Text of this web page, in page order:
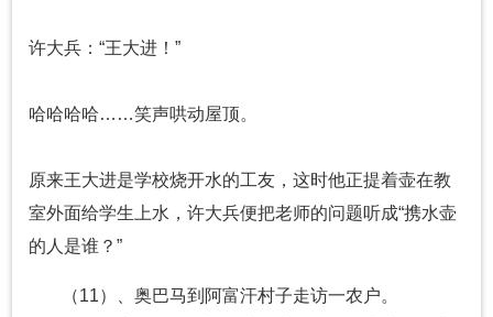
许大兵：“王大进！”
哈哈哈哈……笑声哄动屋顶。
原来王大进是学校烧开水的工友，这时他正提着壶在教
室外面给学生上水，许大兵便把老师的问题听成“携水壶
的人是谁？”
（11）、奥巴马到阿富汗村子走访一农户。